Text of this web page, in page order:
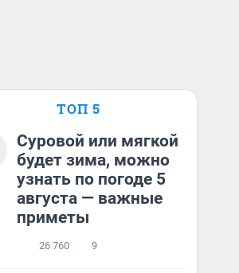
ТОП 5
Суровой или мягкой
будет зима, можно
узнать по погоде 5
августа — важные
приметы
26 760 9